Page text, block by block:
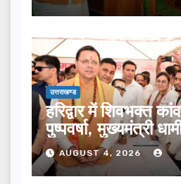
उत्तराखण्ड
हरिद्वार में शिवभक्त
पुष्पवर्षा, मुख्यमंत्री
प्रक्षालन…
AUGUST 4, 2026